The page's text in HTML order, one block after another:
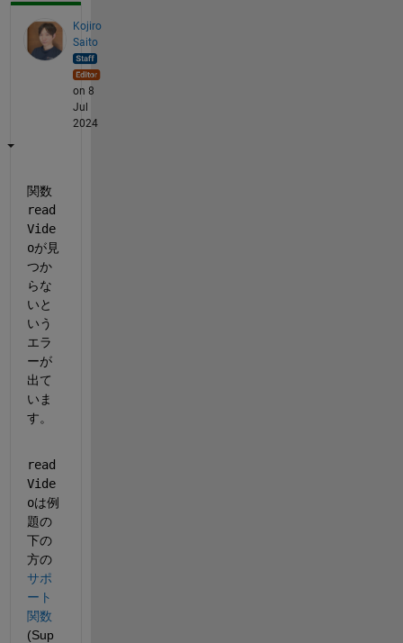
Kojiro
Saito
on 8
Jul
2024
関数
read
Vide
oが見
つか
らな
いと
いう
エラ
ーが
出て
いま
す。
read
Vide
oは例
題の
下の
方の
サポ
ート
関数
(Sup